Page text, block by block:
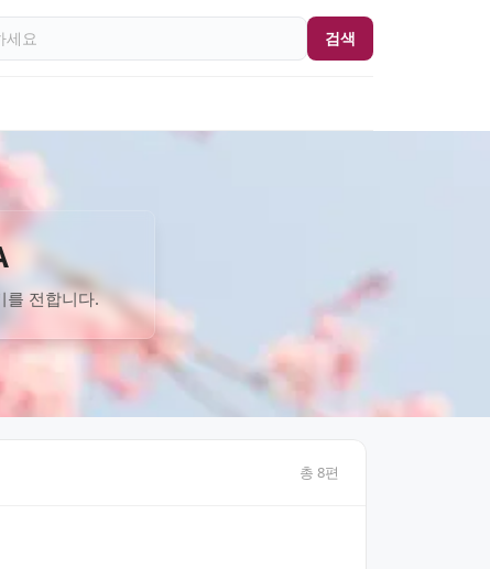
검색
를 전합니다.
총 8편